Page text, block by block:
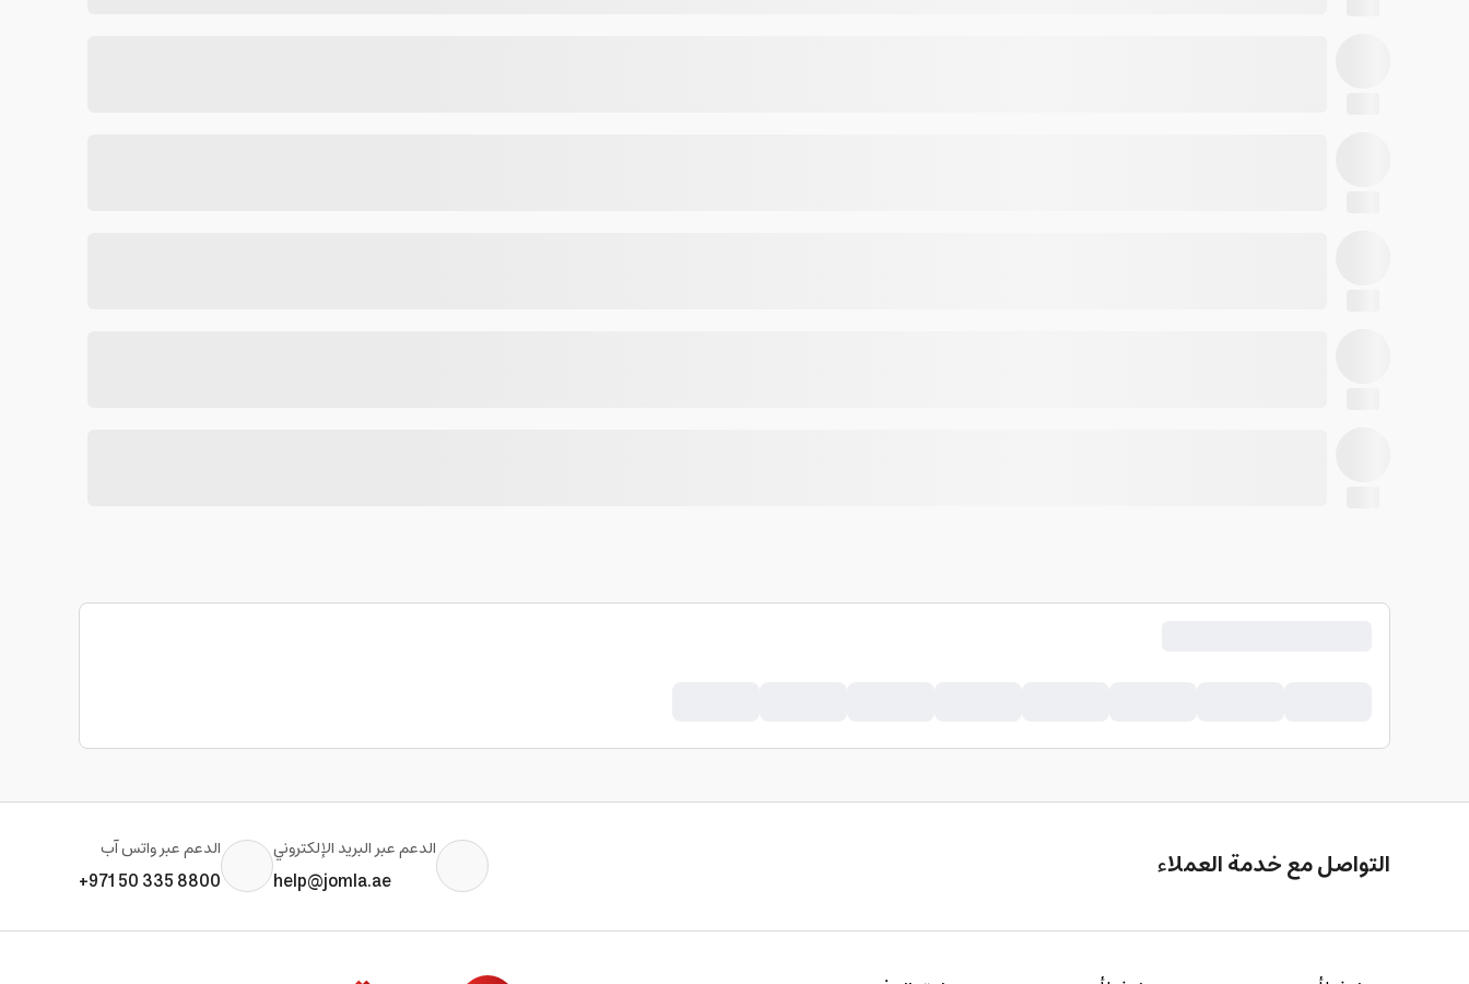
التواصل مع خدمة العملاء الدعم عبر البريد الإلكتروني
help@jomla.ae
الدعم عبر واتس آب
+971 50 335 8800